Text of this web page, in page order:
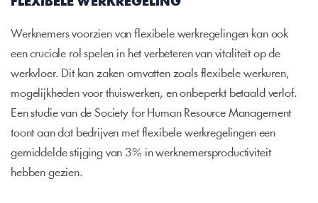
Werknemers voorzien van flexibele werkregelingen kan ook
een cruciale rol spelen in het verbeteren van vitaliteit op de
werkvloer. Dit kan zaken omvatten zoals flexibele werkuren,
mogelijkheden voor thuiswerken, en onbeperkt betaald verlof.
Een studie van de Society for Human Resource Management
toont aan dat bedrijven met flexibele werkregelingen een
gemiddelde stijging van 3% in werknemersproductiviteit
hebben gezien.